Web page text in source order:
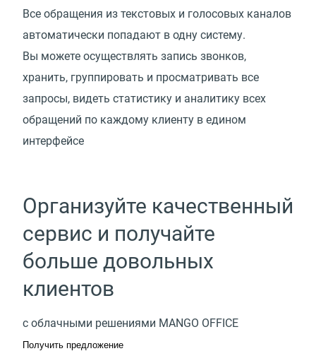
Все обращения из текстовых и голосовых каналов
автоматически попадают в одну систему.
Вы можете осуществлять запись звонков,
хранить, группировать и просматривать все
запросы, видеть статистику и аналитику всех
обращений по каждому клиенту в едином
интерфейсе
Организуйте качественный
сервис и получайте
больше довольных
клиентов
с облачными решениями MANGO OFFICE
Получить предложение